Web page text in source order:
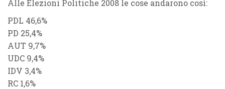
Alle Elezioni Politiche 2008 le cose andarono così:
PDL 46,6%
PD 25,4%
AUT 9,7%
UDC 9,4%
IDV 3,4%
RC 1,6%